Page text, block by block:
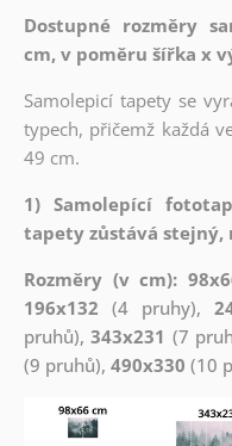
Dostupné rozměry
cm, v poměru šířka x
Samolepicí tapety se
typech, přičemž každá
49 cm.
1) Samolepící
tapety zůstává stejný,
Rozměry (v cm):
196x132 (4 pruhy),
pruhů),343x231 (7
(9 pruhů), 490x330 (10